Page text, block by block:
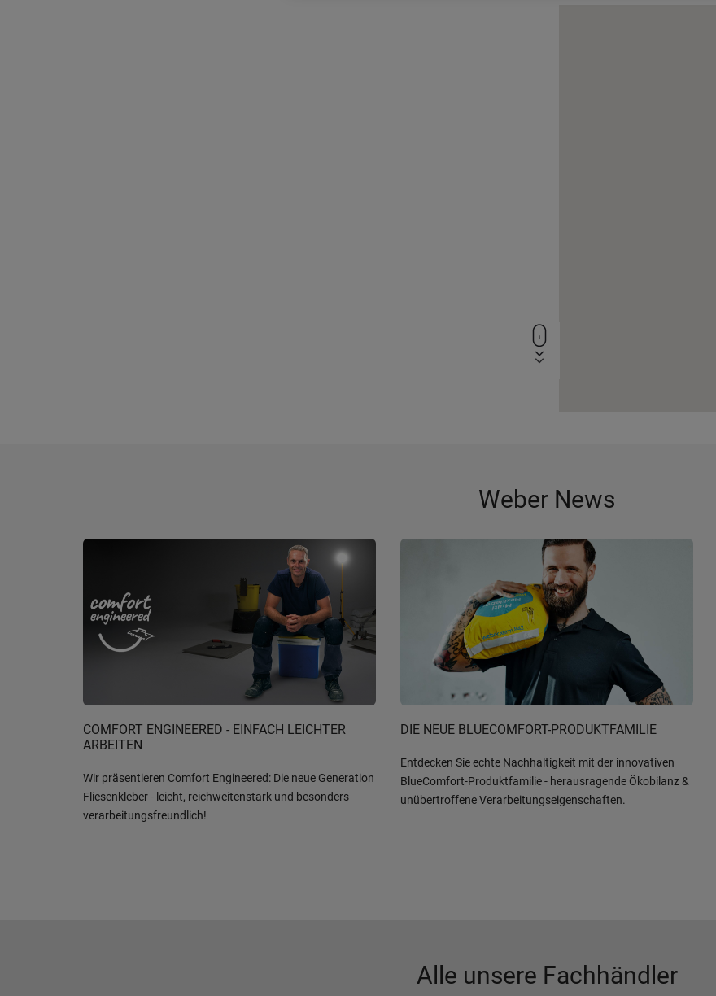
Weber News
COMFORT ENGINEERED - EINFACH LEICHTER
ARBEITEN
Wir präsentieren Comfort Engineered: Die neue Generation
Fliesenkleber - leicht, reichweitenstark und besonders
verarbeitungsfreundlich!
DIE NEUE BLUECOMFORT-PRODUKTFAMILIE
Entdecken Sie echte Nachhaltigkeit mit der innovativen
BlueComfort-Produktfamilie - herausragende Ökobilanz &
unübertroffene Verarbeitungseigenschaften.
Alle unsere Fachhändler